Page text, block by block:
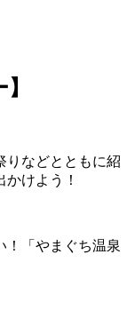
りなどとともに紹
けよう！
！「やまぐち温泉